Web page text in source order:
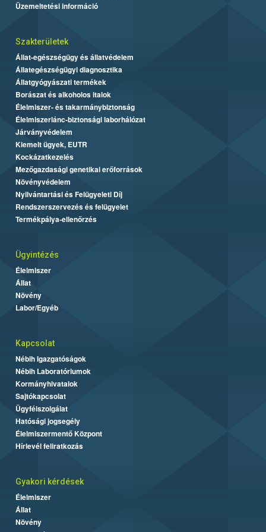
Üzemeltetési információ
Szakterületek
Állat-egészségügy és állatvédelem
Állategészségügyi diagnosztika
Állatgyógyászati termékek
Borászat és alkoholos italok
Élelmiszer- és takarmánybiztonság
Élelmiszerlánc-biztonsági laborhálózat
Járványvédelem
Kiemelt ügyek, EUTR
Kockázatkezelés
Mezőgazdasági genetikai erőforrások
Növényvédelem
Nyilvántartási és Felügyeleti Díj
Rendszerszervezés és felügyelet
Termékpálya-ellenőrzés
Ügyintézés
Élelmiszer
Állat
Növény
Labor/Egyéb
Kapcsolat
Nébih Igazgatóságok
Nébih Laboratóriumok
Kormányhivatalok
Sajtókapcsolat
Ügyfélszolgálat
Hatósági jogsegély
Élelmiszermentő Központ
Hírlevél feliratkozás
Gyakori kérdések
Élelmiszer
Állat
Növény